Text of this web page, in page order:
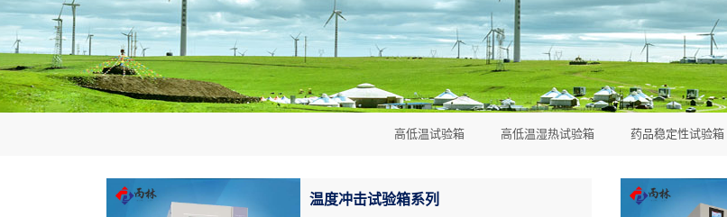
高低温试验箱 高低温湿热试验箱 药品稳定性试验箱
温度冲击试验箱系列